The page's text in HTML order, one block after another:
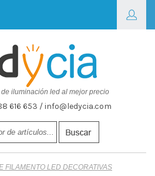
iluminación led al mejor precio
616 653 / info@ledycia.com
FILAMENTO LED DECORATIVAS